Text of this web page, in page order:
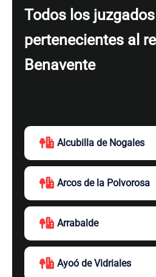
Todos los
pertenecientes al
Benavente
Alcubilla de Nogales
Arcos de la Polvorosa
Arrabalde
Ayoó de Vidriales